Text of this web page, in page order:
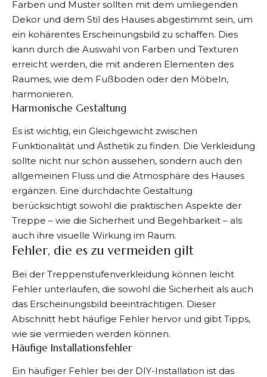
Farben und Muster sollten mit dem umliegenden
Dekor und dem Stil des Hauses abgestimmt sein, um
ein kohärentes Erscheinungsbild zu schaffen. Dies
kann durch die Auswahl von Farben und Texturen
erreicht werden, die mit anderen Elementen des
Raumes, wie dem Fußboden oder den Möbeln,
harmonieren.
Harmonische Gestaltung
Es ist wichtig, ein Gleichgewicht zwischen
Funktionalität und Ästhetik zu finden. Die Verkleidung
sollte nicht nur schön aussehen, sondern auch den
allgemeinen Fluss und die Atmosphäre des Hauses
ergänzen. Eine durchdachte Gestaltung
berücksichtigt sowohl die praktischen Aspekte der
Treppe – wie die Sicherheit und Begehbarkeit – als
auch ihre visuelle Wirkung im Raum.
Fehler, die es zu vermeiden gilt
Bei der Treppenstufenverkleidung können leicht
Fehler unterlaufen, die sowohl die Sicherheit als auch
das Erscheinungsbild beeinträchtigen. Dieser
Abschnitt hebt häufige Fehler hervor und gibt Tipps,
wie sie vermieden werden können.
Häufige Installationsfehler
Ein häufiger Fehler bei der DIY-Installation ist das